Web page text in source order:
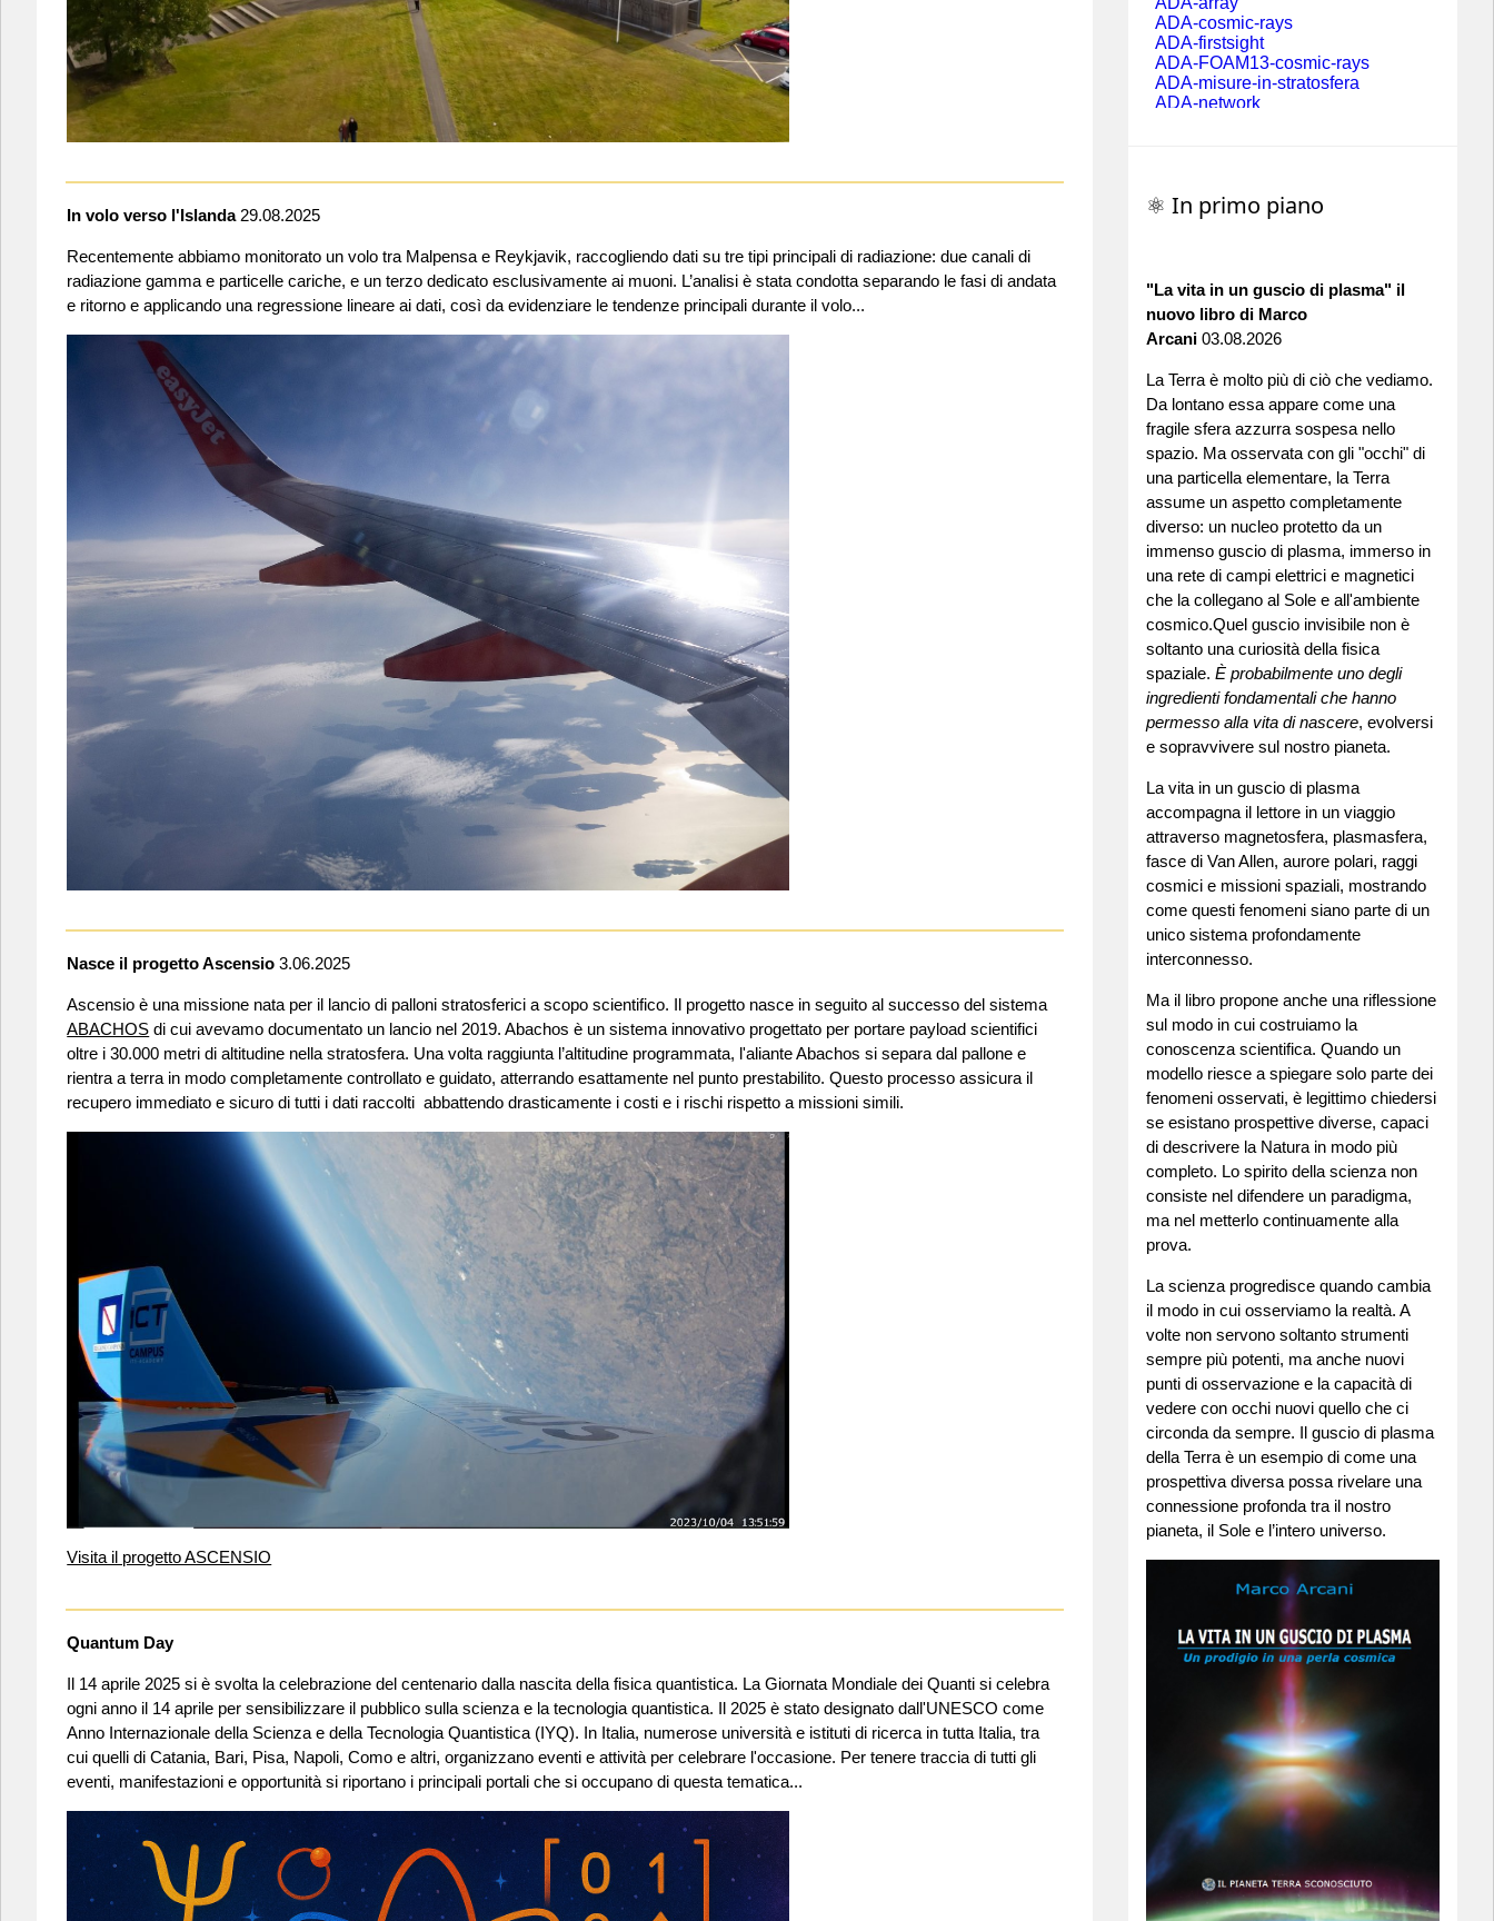
In volo verso l'Islanda 29.08.2025
Recentemente abbiamo monitorato un volo tra Malpensa e Reykjavik, raccogliendo dati su tre tipi principali di radiazione: due canali di
radiazione gamma e particelle cariche, e un terzo dedicato esclusivamente ai muoni. L’analisi è stata condotta separando le fasi di andata
e ritorno e applicando una regressione lineare ai dati, così da evidenziare le tendenze principali durante il volo...
Nasce il progetto Ascensio3.06.2025
Ascensio è una missione nata per il lancio di palloni stratosferici a scopo scientifico. Il progetto nasce in seguito al successo del sistema
ABACHOS di cui avevamo documentato un lancio nel 2019. Abachos è un sistema innovativo progettato per portare payload scientifici
oltre i 30.000 metri di altitudine nella stratosfera. Una volta raggiunta l’altitudine programmata, l'aliante Abachos si separa dal pallone e
rientra a terra in modo completamente controllato e guidato, atterrando esattamente nel punto prestabilito. Questo processo assicura il
recupero immediato e sicuro di tutti i dati raccolti abbattendo drasticamente i costi e i rischi rispetto a missioni simili.
Visita il progetto ASCENSIO
Quantum Day
Il 14 aprile 2025 si è svolta la celebrazione del centenario dalla nascita della fisica quantistica. La Giornata Mondiale dei Quanti si celebra
ogni anno il 14 aprile per sensibilizzare il pubblico sulla scienza e la tecnologia quantistica. Il 2025 è stato designato dall'UNESCO come
Anno Internazionale della Scienza e della Tecnologia Quantistica (IYQ). In Italia, numerose università e istituti di ricerca in tutta Italia, tra
cui quelli di Catania, Bari, Pisa, Napoli, Como e altri, organizzano eventi e attività per celebrare l'occasione. Per tenere traccia di tutti gli
eventi, manifestazioni e opportunità si riportano i principali portali che si occupano di questa tematica...
⚛ In primo piano
"La vita in un guscio di plasma" il
nuovo libro di Marco
Arcani03.08.2026
La Terra è molto più di ciò che vediamo.
Da lontano essa appare come una
fragile sfera azzurra sospesa nello
spazio. Ma osservata con gli "occhi" di
una particella elementare, la Terra
assume un aspetto completamente
diverso: un nucleo protetto da un
immenso guscio di plasma, immerso in
una rete di campi elettrici e magnetici
che la collegano al Sole e all'ambiente
cosmico.Quel guscio invisibile non è
soltanto una curiosità della fisica
spaziale.È probabilmente uno degli
ingredienti fondamentali che hanno
permesso alla vita di nascere, evolversi
e sopravvivere sul nostro pianeta.
La vita in un guscio di plasma
accompagna il lettore in un viaggio
attraverso magnetosfera, plasmasfera,
fasce di Van Allen, aurore polari, raggi
cosmici e missioni spaziali, mostrando
come questi fenomeni siano parte di un
unico sistema profondamente
interconnesso.
Ma il libro propone anche una riflessione
sul modo in cui costruiamo la
conoscenza scientifica. Quando un
modello riesce a spiegare solo parte dei
fenomeni osservati, è legittimo chiedersi
se esistano prospettive diverse, capaci
di descrivere la Natura in modo più
completo. Lo spirito della scienza non
consiste nel difendere un paradigma,
ma nel metterlo continuamente alla
prova.
La scienza progredisce quando cambia
il modo in cui osserviamo la realtà. A
volte non servono soltanto strumenti
sempre più potenti, ma anche nuovi
punti di osservazione e la capacità di
vedere con occhi nuovi quello che ci
circonda da sempre. Il guscio di plasma
della Terra è un esempio di come una
prospettiva diversa possa rivelare una
connessione profonda tra il nostro
pianeta, il Sole e l’intero universo.